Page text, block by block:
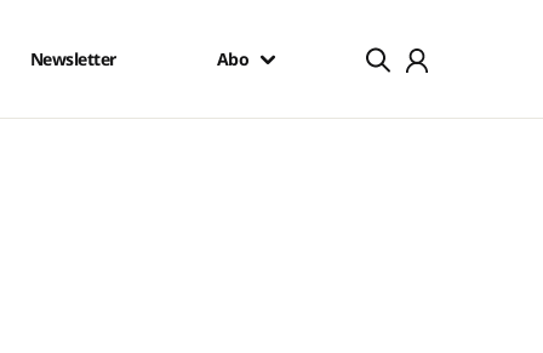
Newsletter Abo